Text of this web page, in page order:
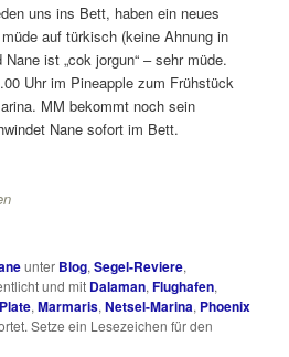
uns ins Bett, haben ein neues
auf türkisch (keine Ahnung in
ist „cok jorgun“ – sehr müde.
Uhr im Pineapple zum Frühstück
MM bekommt noch sein
Nane sofort im Bett.
unter Blog,Segel-Reviere,
und mit Dalaman,Flughafen,
,Marmaris,Netsel-Marina, Phoenix
Setze ein Lesezeichen für den